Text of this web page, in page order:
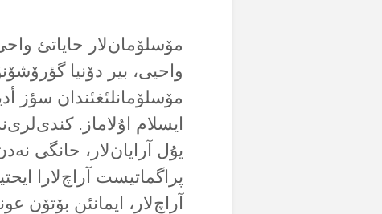
مۆسلۆمان‌لار حایاتئ
واحیی، بیر دۆنیا
مۆسلۆمانلئغئندان سؤز
ایسلام اۇلاماز.
یۇل آرایان‌لار، حانگی
پراگماتیست آراچ‌لارا
آراچ‌لار، ایمانئن بۆتۆن